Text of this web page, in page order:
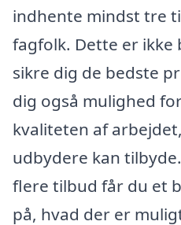
indhente mindst tre
fagfolk. Dette er
sikre dig de bedste
dig også mulighed
kvaliteten af
udbydere kan
flere tilbud får du et
på, hvad der er